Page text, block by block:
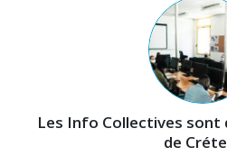
Les Info Collectives
de